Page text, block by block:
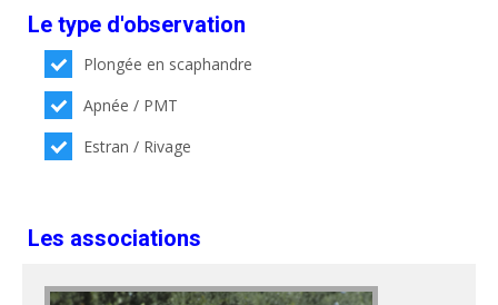
Le type d'observation
Plongée en scaphandre
Apnée / PMT
Estran / Rivage
Les associations